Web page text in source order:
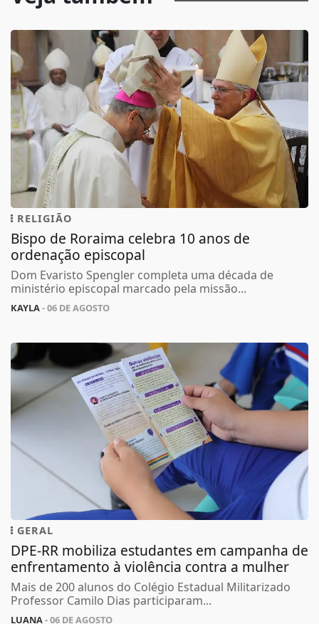
RELIGIÃO
Bispo de Roraima celebra 10 anos de
ordenação episcopal
Dom Evaristo Spengler completa uma década de
ministério episcopal marcado pela missão...
KAYLA- 06 DE AGOSTO
GERAL
DPE-RR mobiliza estudantes em campanha de
enfrentamento à violência contra a mulher
Mais de 200 alunos do Colégio Estadual Militarizado
Professor Camilo Dias participaram...
LUANA- 06 DE AGOSTO